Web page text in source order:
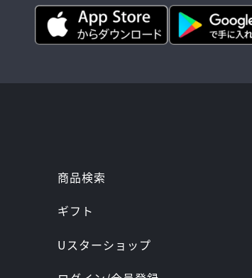
商品検索
ギフト
Uスターショップ